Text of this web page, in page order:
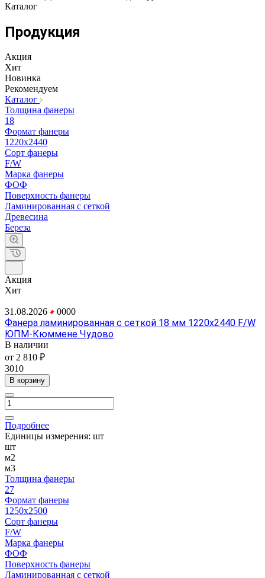
Каталог
Продукция
Акция
Хит
Новинка
Рекомендуем
Каталог
Толщина фанеры
18
Формат фанеры
1220х2440
Сорт фанеры
F/W
Марка фанеры
ФОФ
Поверхность фанеры
Ламинированная с сеткой
Древесина
Береза
Акция
Хит
31.08.2026 0000
Фанера ламинированная с сеткой 18 мм 1220х2440 F/W
ЮПМ-Кюммене Чудово
В наличии
от 2 810 ₽
3010
В корзину
Подробнее
Единицы измерения: шт
шт
м2
м3
Толщина фанеры
27
Формат фанеры
1250х2500
Сорт фанеры
F/W
Марка фанеры
ФОФ
Поверхность фанеры
Ламинированная с сеткой